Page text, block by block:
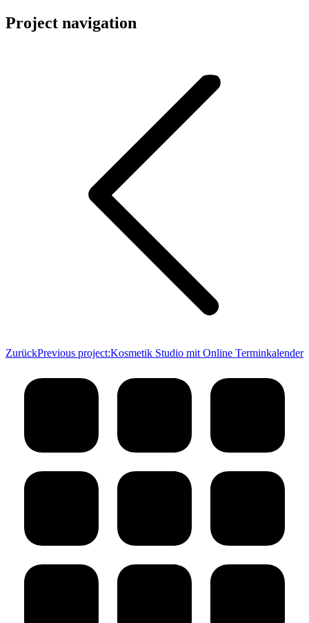
Project navigation
ZurückPrevious project:Kosmetik Studio mit Online Terminkalender